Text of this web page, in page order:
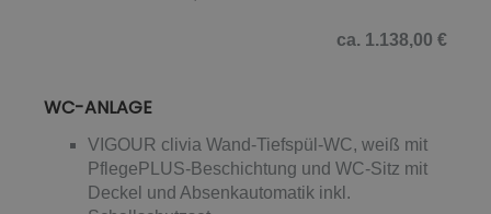
ca. 1.138,00 €
WC-ANLAGE
VIGOUR clivia Wand-Tiefspül-WC, weiß mit
PflegePLUS-Beschichtung und WC-Sitz mit
Deckel und Absenkautomatik inkl.